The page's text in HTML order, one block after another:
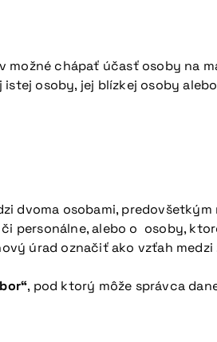
chápať účasť osoby na
osoby, jej blízkej osoby
dvoma osobami,
personálne, alebo o osoby,
úrad označiť ako vzťah medzi
, pod ktorý môže správca